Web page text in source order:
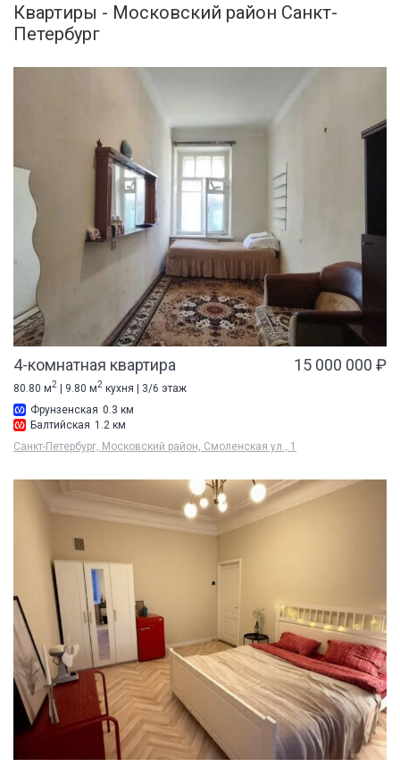
Квартиры - Московский район Санкт-
Петербург
4-комнатная квартира 15 000 000 ₽
80.80 м2 | 9.80 м2 кухня | 3/6 этаж
Фрунзенская 0.3 км
Балтийская 1.2 км
Санкт-Петербург, Московский район, Смоленская ул., 1